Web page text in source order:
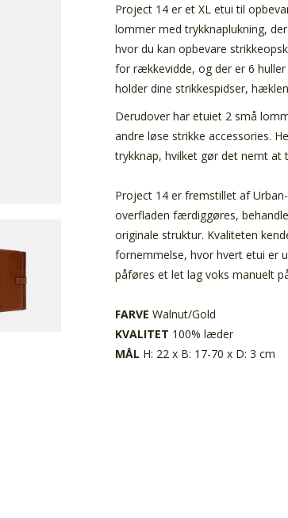
Project 14 er et XL etui til
lommer med trykknaplukning,
hvor du kan opbevare
for rækkevidde, og der er 6
holder dine strikkespidser,
Derudover har etuiet 2 små
andre løse strikke accessories.
trykknap, hvilket gør det nemt at
Project 14 er fremstillet af
overfladen færdiggøres,
originale struktur. Kvaliteten
fornemmelse, hvor hvert etui er
påføres et let lag voks manuelt
FARVE Walnut/Gold
KVALITET 100% læder
MÅL H: 22 x B: 17-70 x D: 3 cm